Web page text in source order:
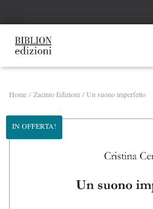
Home /Zacinto Edizioni / Un suono imperfetto
IN OFFERTA!